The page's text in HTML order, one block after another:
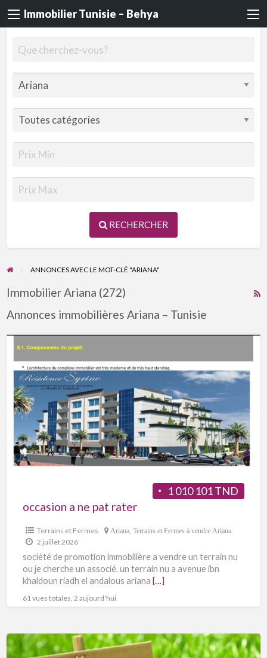
Immobilier Tunisie – Behya
RECHERCHER
ANNONCES AVEC LE MOT-CLÉ "ARIANA"
Immobilier Ariana (272)
Annonces immobilières Ariana – Tunisie
1 010 101 TND
occasion a ne pat rater
Terrains et Fermes Ariana, Terrains et Fermes à vendre Ariana
2 juillet 2026
société de promotion immobilière a vendre un terrain nu
ou je cherche un associé. un terrain nu a avenue ibn
khaldoun riadh el andalous ariana […]
61 vues totales, 2 aujourd'hui